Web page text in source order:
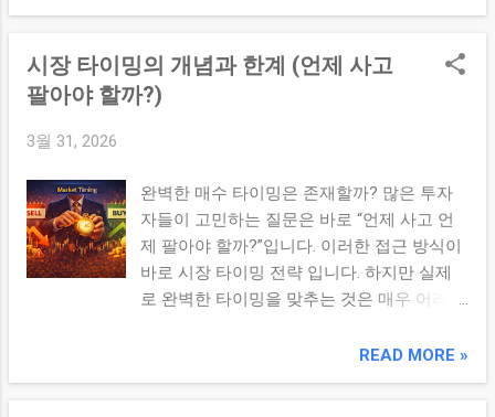
승장에서는 성장주 전략이 상대적으로 유리
자산이 안정적인 흐름을 보일 가능성이 있습
니다. ② 전략 의존 리스크 감소 하나의 전략
화할 수 있는 구조를 만들 수 있습니다. ③ 수
익 구조 다양화 혼합 전략에서는 다음과 같은
다양한 수익원이 동시에 작동할 수 있습니다.
가격 상승에 따른 자본 이득...
면 투자 시점을 보다 합리적으로 판단할 수
반적으로 다음과 같은 흐름을 반복합니다. 회
복기 확장기 과열기 침체기 이 사이클은 경제
입니다. ② 확장기 경제 성장과 함께 기업 실
적이 개선되는 구간입니다. ③ 과열기 투자
심리가 과도하게 낙관적인 상태로 가격이 빠
르게 상승합니다. ④ 침체기 경기 둔화와 함
께 시장이 하락하는 구간입니다. 3. 투자 시점
추가 투자 과열기: 일부 차익 실현 침체기: 리
스크 관리 4. 시장 사이클 vs 타이밍 전략 항
시장 타이밍의 개념과 한계 (언제 사고
팔아야 할까?)
3월 31, 2026
완벽한 매수 타이밍은 존재할까? 많은 투자
자들이 고민하는 질문은 바로 “언제 사고 언
제 팔아야 할까?”입니다. 이러한 접근 방식이
바로 시장 타이밍 전략 입니다. 하지만 실제
로 완벽한 타이밍을 맞추는 것은 매우 어려운
극대화할 수 있는 전략이지만, 예측의 어려움
READ MORE »